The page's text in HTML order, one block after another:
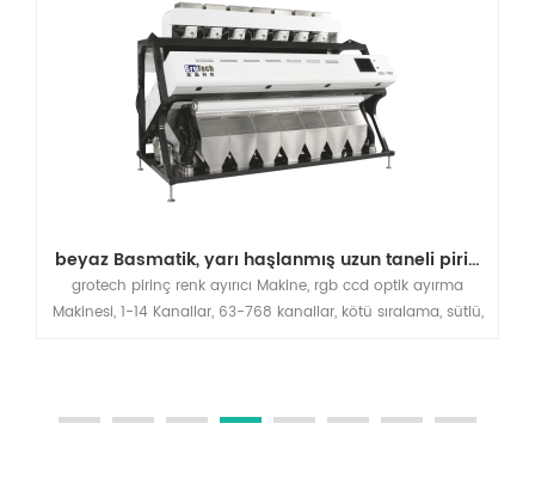
beyaz Basmatik, yarı haşlanmış uzun taneli pirinç için optik renk ayırma makinesi
grotech pirinç renk ayırıcı Makine, rgb ccd optik ayırma
Makinesi, 1-14 Kanallar, 63-768 kanallar, kötü sıralama, sütlü,